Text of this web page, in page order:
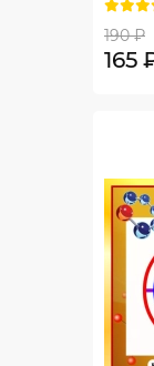
190 ₽
165